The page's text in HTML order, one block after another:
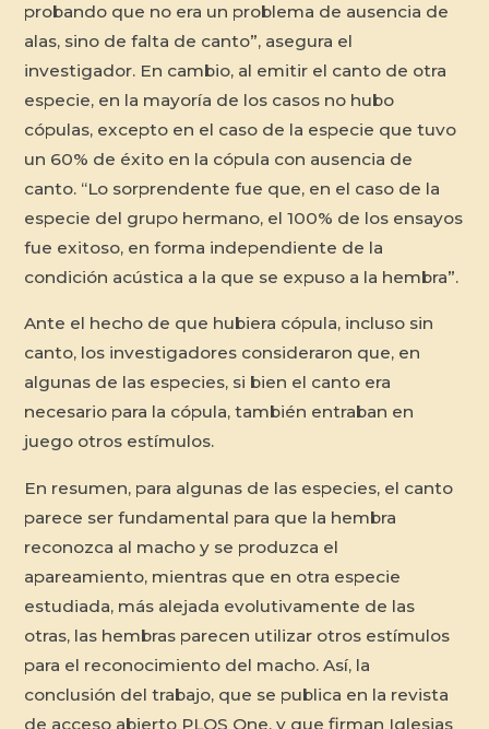
probando que no era un problema de ausencia de
alas, sino de falta de canto”, asegura el
investigador. En cambio, al emitir el canto de otra
especie, en la mayoría de los casos no hubo
cópulas, excepto en el caso de la especie que tuvo
un 60% de éxito en la cópula con ausencia de
canto. “Lo sorprendente fue que, en el caso de la
especie del grupo hermano, el 100% de los ensayos
fue exitoso, en forma independiente de la
condición acústica a la que se expuso a la hembra”.
Ante el hecho de que hubiera cópula, incluso sin
canto, los investigadores consideraron que, en
algunas de las especies, si bien el canto era
necesario para la cópula, también entraban en
juego otros estímulos.
En resumen, para algunas de las especies, el canto
parece ser fundamental para que la hembra
reconozca al macho y se produzca el
apareamiento, mientras que en otra especie
estudiada, más alejada evolutivamente de las
otras, las hembras parecen utilizar otros estímulos
para el reconocimiento del macho. Así, la
conclusión del trabajo, que se publica en la revista
de acceso abierto PLOS One, y que firman Iglesias